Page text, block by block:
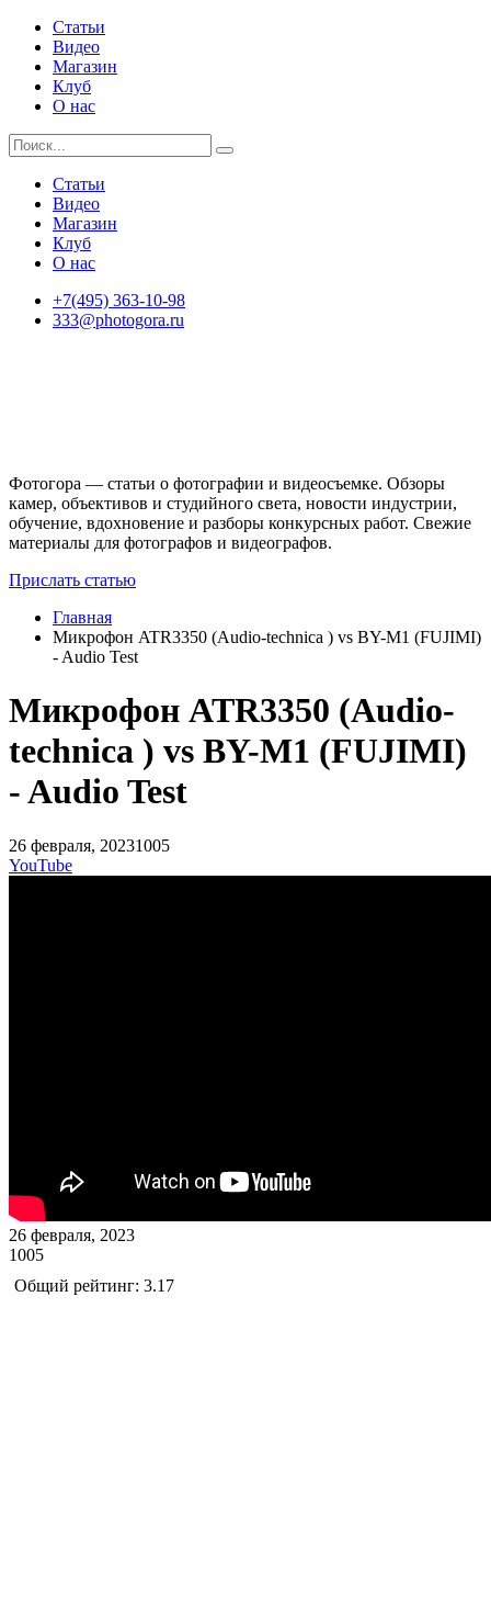
Статьи
Видео
Магазин
Клуб
О нас
Статьи
Видео
Магазин
Клуб
О нас
+7(495) 363-10-98
333@photogora.ru
Фотогора — статьи о фотографии и видеосъемке. Обзоры
камер, объективов и студийного света, новости индустрии,
обучение, вдохновение и разборы конкурсных работ. Свежие
материалы для фотографов и видеографов.
Прислать статью
Главная
Микрофон ATR3350 (Audio-technica ) vs BY-M1 (FUJIMI)
- Audio Test
Микрофон ATR3350 (Audio-
technica ) vs BY-M1 (FUJIMI)
- Audio Test
26 февраля, 20231005
YouTube
26 февраля, 2023
1005
Общий рейтинг: 3.17